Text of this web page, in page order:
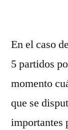
En el caso
5 partidos
momento
que se
importantes